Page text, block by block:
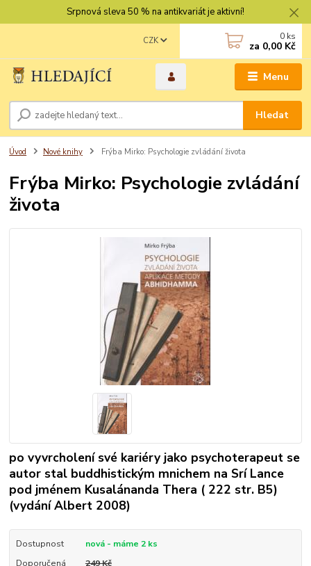
Srpnová sleva 50 % na antikvariát je aktivní!
Menu
CZK
Hledat
0 ks
za 0,00 Kč
Úvod Nové knihy Frýba Mirko: Psychologie zvládání života
Frýba Mirko: Psychologie zvládání
života
po vyvrcholení své kariéry jako psychoterapeut se
autor stal buddhistickým mnichem na Srí Lance
pod jménem Kusalánanda Thera ( 222 str. B5)
(vydání Albert 2008)
Dostupnost
nová - máme 2 ks
Doporučená
249 Kč